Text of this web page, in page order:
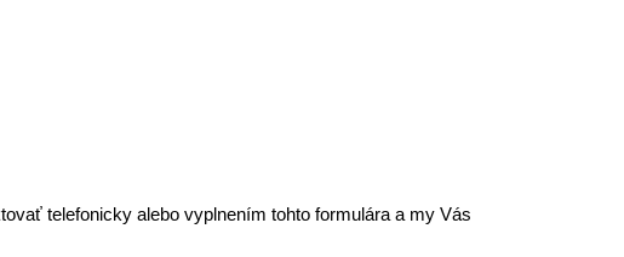
telefonicky alebo vyplnením tohto formulára a my Vás